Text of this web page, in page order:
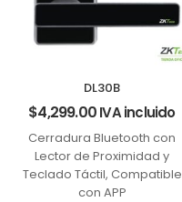
DL30B
$4,299.00IVA incluido
Cerradura Bluetooth con
Lector de Proximidad y
Teclado Táctil, Compatible
con APP